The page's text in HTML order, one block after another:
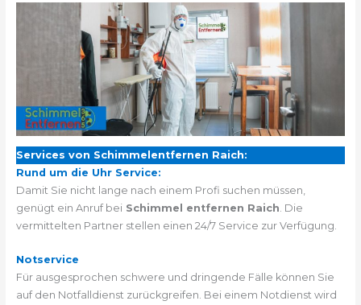
Services von Schimmelentfernen Raich:
Rund um die Uhr Service:
Damit Sie nicht lange nach einem Profi suchen müssen,
genügt ein Anruf bei Schimmel entfernen Raich . Die
vermittelten Partner stellen einen 24/7 Service zur Verfügung.
Notservice
Für ausgesprochen schwere und dringende Fälle können Sie
auf den Notfalldienst zurückgreifen. Bei einem Notdienst wird